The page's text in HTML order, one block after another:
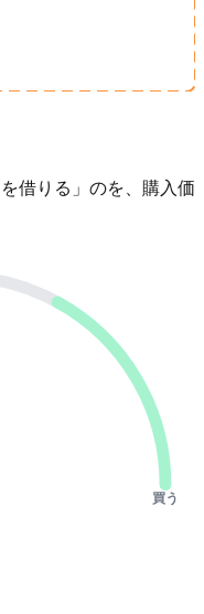
借りる」のを、購入価
買う